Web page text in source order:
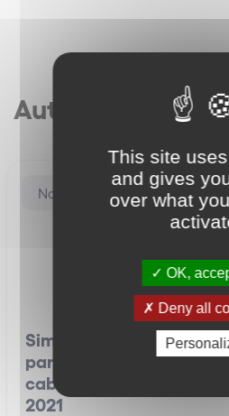
Autres articles
Nos distinctions
Simon Associés classé
parmi les meilleurs
cabinets d’avocats
2021
This site
and gives
over what
OK,
Deny all